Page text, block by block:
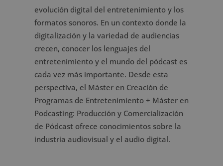
evolución digital del entretenimiento y los
formatos sonoros. En un contexto donde la
digitalización y la variedad de audiencias
crecen, conocer los lenguajes del
entretenimiento y el mundo del pódcast es
cada vez más importante. Desde esta
perspectiva, el Máster en Creación de
Programas de Entretenimiento + Máster en
Podcasting: Producción y Comercialización
de Pódcast ofrece conocimientos sobre la
industria audiovisual y el audio digital.